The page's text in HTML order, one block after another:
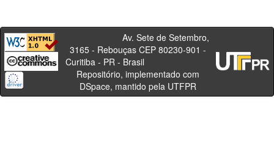
Av. Sete de Setembro,
3165 - Rebouças CEP 80230-901 -
Curitiba - PR - Brasil
Repositório, implementado com
DSpace, mantido pela UTFPR